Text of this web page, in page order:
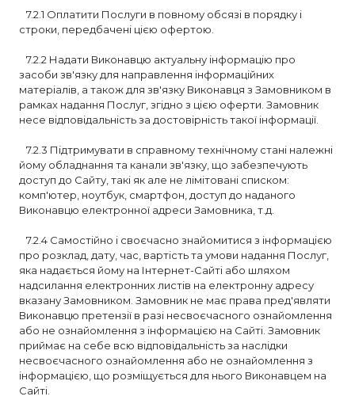
7.2.1 Оплатити Послуги в повному обсязі в порядку і
строки, передбачені цією офертою.
7.2.2 Надати Виконавцю актуальну інформацію про
засоби зв'язку для направлення інформаційних
матеріалів, а також для зв'язку Виконавця з Замовником в
рамках надання Послуг, згідно з цією оферти. Замовник
несе відповідальність за достовірність такої інформації.
7.2.3 Підтримувати в справному технічному стані належні
йому обладнання та канали зв'язку, що забезпечують
доступ до Сайту, такі як але не лімітовані списком:
комп'ютер, ноутбук, смартфон, доступ до наданого
Виконавцю електронної адреси Замовника, т.д.
7.2.4 Самостійно і своєчасно знайомитися з інформацією
про розклад, дату, час, вартість та умови надання Послуг,
яка надається йому на Інтернет-Сайті або шляхом
надсилання електронних листів на електронну адресу
вказану Замовником. Замовник не має права пред'являти
Виконавцю претензії в разі несвоєчасного ознайомлення
або не ознайомлення з інформацією на Сайті. Замовник
приймає на себе всю відповідальність за наслідки
несвоєчасного ознайомлення або не ознайомлення з
інформацією, що розміщується для нього Виконавцем на
Сайті.